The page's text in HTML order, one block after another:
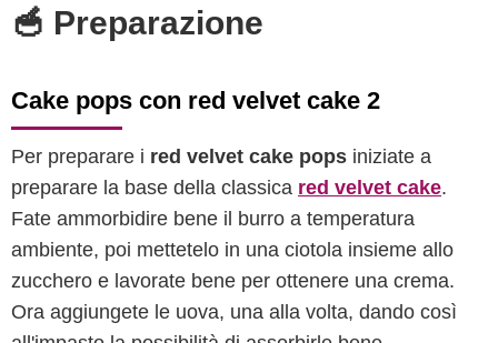
🥣 Preparazione
Cake pops con red velvet cake 2
Per preparare i red velvet cake pops iniziate a
preparare la base della classica red velvet cake.
Fate ammorbidire bene il burro a temperatura
ambiente, poi mettetelo in una ciotola insieme allo
zucchero e lavorate bene per ottenere una crema.
Ora aggiungete le uova, una alla volta, dando così